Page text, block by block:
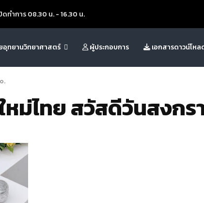
ดทำการ 08.30 น. - 16.30 น.
อุทยานวิทยาศาสตร์ ผู้ประกอบการ เอกสารดาวน์โหล
.
ม่ไทย สวัสดีวันสงกร